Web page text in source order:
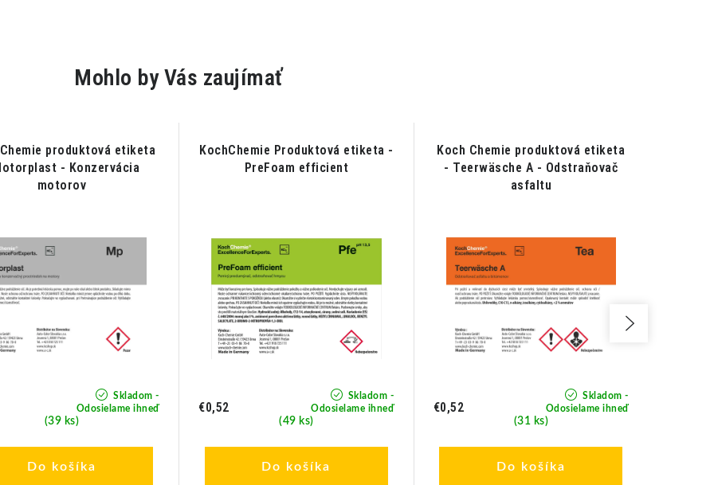
Mohlo by Vás zaujímať
produktová etiketa
- Konzervácia
motorov
Skladom -
Odosielame ihneď
(39 ks)
Do košíka
KochChemie Produktová etiketa -
PreFoam efficient
Skladom -
Odosielame ihneď
(49 ks)
€0,52
Do košíka
Koch Chemie produktová etiketa
- Teerwäsche A - Odstraňovač
asfaltu
Skladom -
Odosielame ihneď
(31 ks)
€0,52
Do košíka